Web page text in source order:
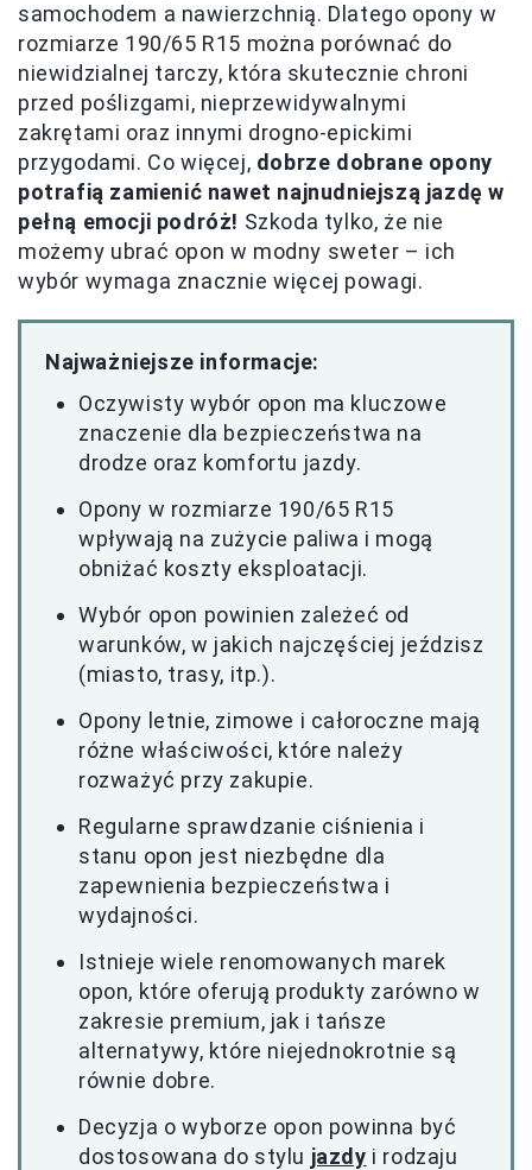
samochodem a nawierzchnią. Dlatego opony w
rozmiarze 190/65 R15 można porównać do
niewidzialnej tarczy, która skutecznie chroni
przed poślizgami, nieprzewidywalnymi
zakrętami oraz innymi drogno-epickimi
przygodami. Co więcej, dobrze dobrane opony
potrafią zamienić nawet najnudniejszą jazdę w
pełną emocji podróż! Szkoda tylko, że nie
możemy ubrać opon w modny sweter – ich
wybór wymaga znacznie więcej powagi.
Najważniejsze informacje:
Oczywisty wybór opon ma kluczowe
znaczenie dla bezpieczeństwa na
drodze oraz komfortu jazdy.
Opony w rozmiarze 190/65 R15
wpływają na zużycie paliwa i mogą
obniżać koszty eksploatacji.
Wybór opon powinien zależeć od
warunków, w jakich najczęściej jeździsz
(miasto, trasy, itp.).
Opony letnie, zimowe i całoroczne mają
różne właściwości, które należy
rozważyć przy zakupie.
Regularne sprawdzanie ciśnienia i
stanu opon jest niezbędne dla
zapewnienia bezpieczeństwa i
wydajności.
Istnieje wiele renomowanych marek
opon, które oferują produkty zarówno w
zakresie premium, jak i tańsze
alternatywy, które niejednokrotnie są
równie dobre.
Decyzja o wyborze opon powinna być
dostosowana do stylu jazdy i rodzaju